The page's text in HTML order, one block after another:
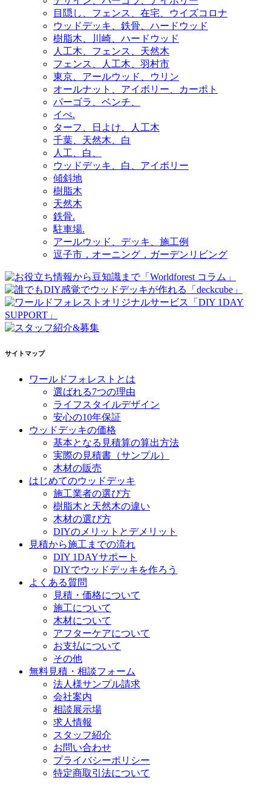
目隠し、フェンス、在宅、ウイズコロナ
ウッドデッキ、鉄骨、ハードウッド
樹脂木、川崎、ハードウッド
人工木、フェンス、天然木
フェンス、人工木、羽村市
東京、アールウッド、ウリン
オールナット、アイボリー、カーポト
パーゴラ、ベンチ、
イぺ.
ターフ、日よけ、人工木
千葉、天然木、白
人工、白、
ウッドデッキ、白、アイボリー
傾斜地
樹脂木
天然木
鉄骨.
駐車場.
アールウッド、デッキ、施工例
逗子市，オーニング，ガーデンリビング
サイトマップ
ワールドフォレストとは
選ばれる7つの理由
ライフスタイルデザイン
安心の10年保証
ウッドデッキの価格
基本となる見積算の算出方法
実際の見積書 （サンプル）
木材の販売
はじめてのウッドデッキ
施工業者の選び方
樹脂木と天然木の違い
木材の選び方
DIYのメリットとデメリット
見積から施工までの流れ
DIY 1DAYサポート
DIYでウッドデッキを作ろう
よくある質問
見積・価格について
施工について
木材について
アフターケアについて
お支払について
その他
無料見積・相談フォーム
法人様サンプル請求
会社案内
相談展示場
求人情報
スタッフ紹介
お問い合わせ
プライバシーポリシー
特定商取引法について